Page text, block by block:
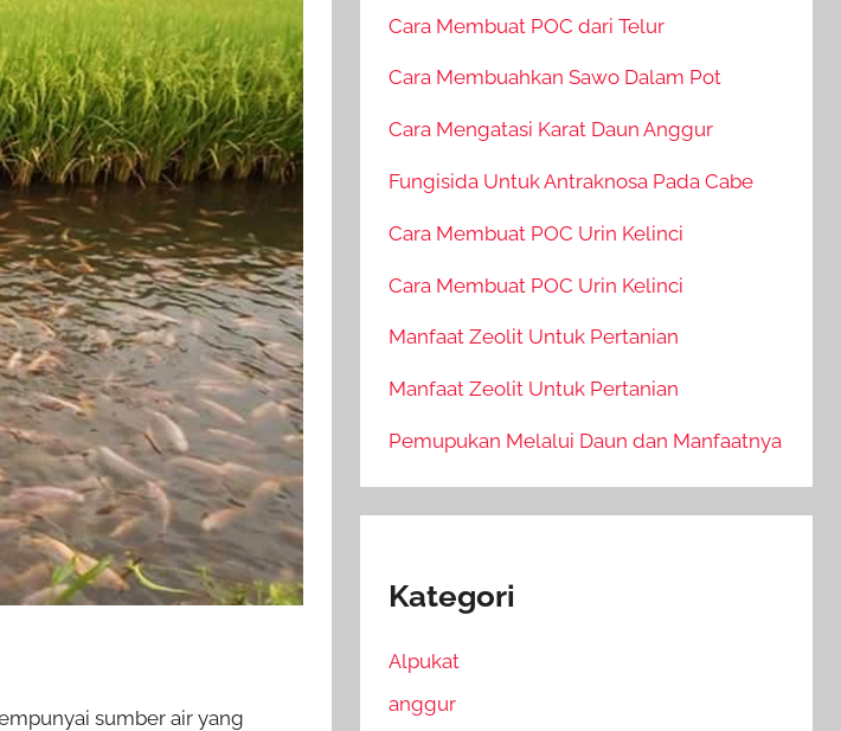
sumber air yang
Cara Membuat POC dari Telur
Cara Membuahkan Sawo Dalam Pot
Cara Mengatasi Karat Daun Anggur
Fungisida Untuk Antraknosa Pada Cabe
Cara Membuat POC Urin Kelinci
Cara Membuat POC Urin Kelinci
Manfaat Zeolit Untuk Pertanian
Manfaat Zeolit Untuk Pertanian
Pemupukan Melalui Daun dan Manfaatnya
Kategori
Alpukat
anggur